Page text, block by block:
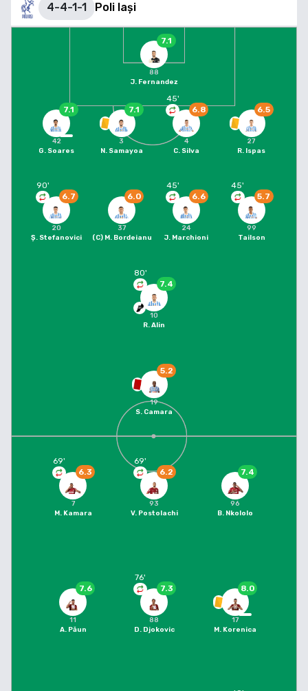
4-4-1-1 Poli Iași
7.1
88
J. Fernandez
7.1
42
G. Soares
7.1
3
N. Samayoa
6.8
45'
4
C. Silva
6.5
27
R. Ispas
6.7
90'
20
Ș. Stefanovici
6.0
37
(C) M. Bordeianu
6.6
45'
24
J. Marchioni
5.7
45'
99
Tailson
7.4
80'
10
R. Alin
5.2
19
S. Camara
6.3
69'
7
M. Kamara
6.2
69'
93
V. Postolachi
7.4
96
B. Nkololo
7.6
11
A. Păun
7.3
76'
88
D. Djokovic
8.0
17
M. Korenica